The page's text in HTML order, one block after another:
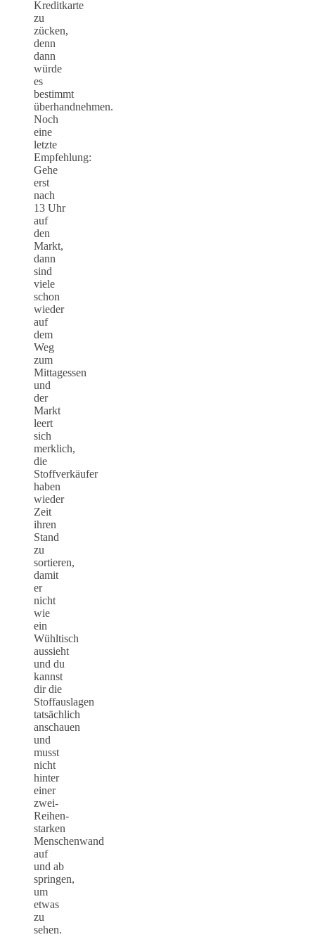
Kreditkarte
zu
zücken,
denn
dann
würde
es
bestimmt
überhandnehmen.
Noch
eine
letzte
Empfehlung:
Gehe
erst
nach
13 Uhr
auf
den
Markt,
dann
sind
viele
schon
wieder
auf
dem
Weg
zum
Mittagessen
und
der
Markt
leert
sich
merklich,
die
Stoffverkäufer
haben
wieder
Zeit
ihren
Stand
zu
sortieren,
damit
er
nicht
wie
ein
Wühltisch
aussieht
und du
kannst
dir die
Stoffauslagen
tatsächlich
anschauen
und
musst
nicht
hinter
einer
zwei-
Reihen-
starken
Menschenwand
auf
und ab
springen,
um
etwas
zu
sehen.